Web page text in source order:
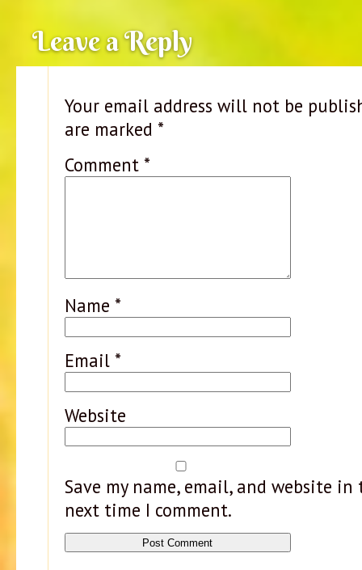
Leave a Reply
Your email address will not be
are marked *
Comment *
Name *
Email *
Website
Save my name, email, and website
next time I comment.